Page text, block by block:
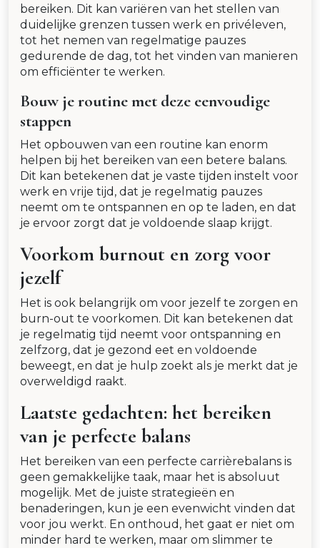
bereiken. Dit kan variëren van het stellen van
duidelijke grenzen tussen werk en privéleven,
tot het nemen van regelmatige pauzes
gedurende de dag, tot het vinden van manieren
om efficiënter te werken.
Bouw je routine met deze eenvoudige
stappen
Het opbouwen van een routine kan enorm
helpen bij het bereiken van een betere balans.
Dit kan betekenen dat je vaste tijden instelt voor
werk en vrije tijd, dat je regelmatig pauzes
neemt om te ontspannen en op te laden, en dat
je ervoor zorgt dat je voldoende slaap krijgt.
Voorkom burnout en zorg voor
jezelf
Het is ook belangrijk om voor jezelf te zorgen en
burn-out te voorkomen. Dit kan betekenen dat
je regelmatig tijd neemt voor ontspanning en
zelfzorg, dat je gezond eet en voldoende
beweegt, en dat je hulp zoekt als je merkt dat je
overweldigd raakt.
Laatste gedachten: het bereiken
van je perfecte balans
Het bereiken van een perfecte carrièrebalans is
geen gemakkelijke taak, maar het is absoluut
mogelijk. Met de juiste strategieën en
benaderingen, kun je een evenwicht vinden dat
voor jou werkt. En onthoud, het gaat er niet om
minder hard te werken, maar om slimmer te